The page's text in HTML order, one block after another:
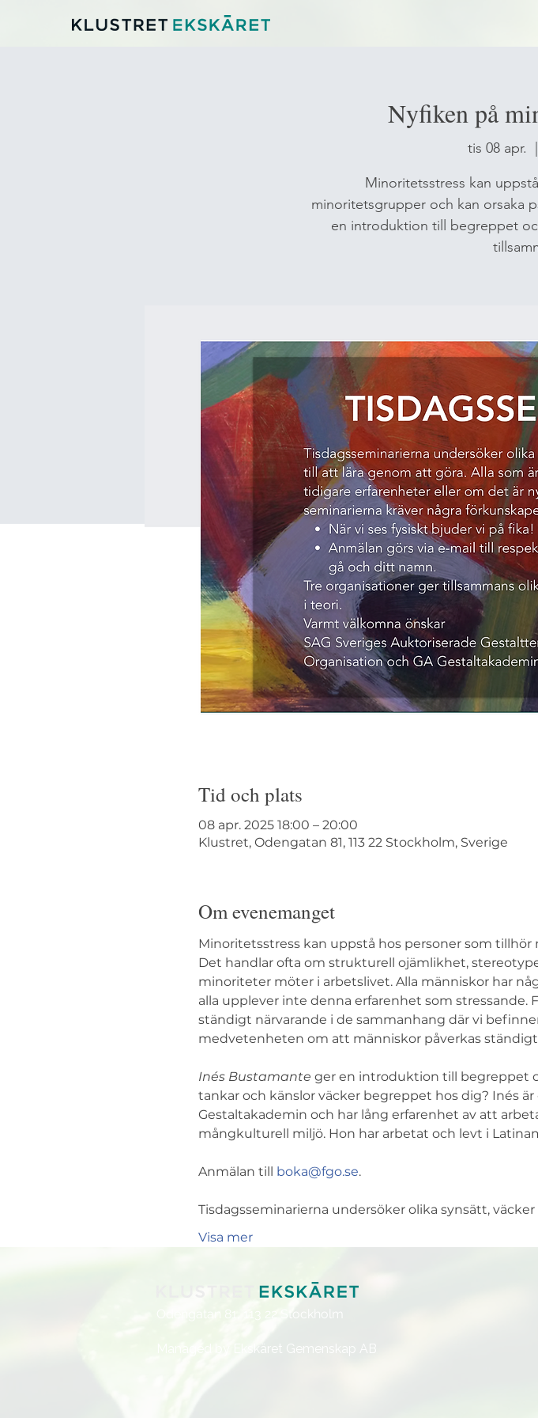
Nyfiken på
tis 08 apr.
Minoritetsstress kan
minoritetsgrupper och kan orsaka
en introduktion till begreppet
Tid och plats
08 apr. 2025 18:00 – 20:00
Klustret, Odengatan 81, 113 22 Stockholm, Sverige
Om evenemanget
Minoritetsstress kan uppstå hos personer som
Det handlar ofta om strukturell ojämlikhet,
minoriteter möter i arbetslivet. Alla människor har
alla upplever inte denna erfarenhet som stressande.
ständigt närvarande i de sammanhang där vi
medvetenheten om att människor påverkas
Inés Bustamante ger en introduktion till begreppet
tankar och känslor väcker begreppet hos dig? Inés
Gestaltakademin och har lång erfarenhet av att
mångkulturell miljö. Hon har arbetat och levt i
Anmälan till boka@fgo.se.
Tisdagsseminarierna undersöker olika synsätt,
Visa mer
Odengatan 81, 113 22 Stockholm
Managed by Ekskäret Gemenskap AB